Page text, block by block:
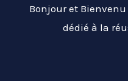
Bonjour et
dédié à la